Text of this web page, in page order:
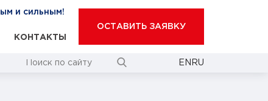
и сильным!
КОНТАКТЫ
ОСТАВИТЬ ЗАЯВКУ
EN RU